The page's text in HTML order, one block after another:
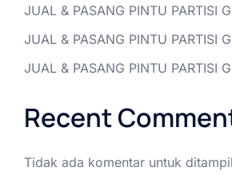
JUAL & PASANG PINTU PARTISI
JUAL & PASANG PINTU PARTISI
JUAL & PASANG PINTU PARTISI
Recent
Tidak ada komentar untuk